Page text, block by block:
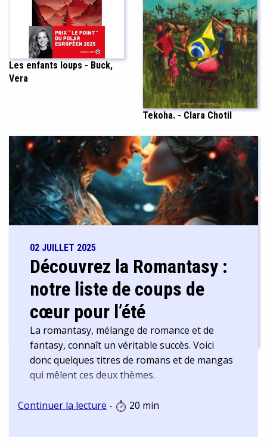
Les enfants loups - Buck,
Vera
Tekoha. - Clara Chotil
02 JUILLET 2025
Découvrez la Romantasy :
notre liste de coups de
cœur pour l’été
La romantasy, mélange de romance et de
fantasy, connaît un véritable succès. Voici
donc quelques titres de romans et de mangas
qui mêlent ces deux thèmes.
Continuer la lecture - 20 min